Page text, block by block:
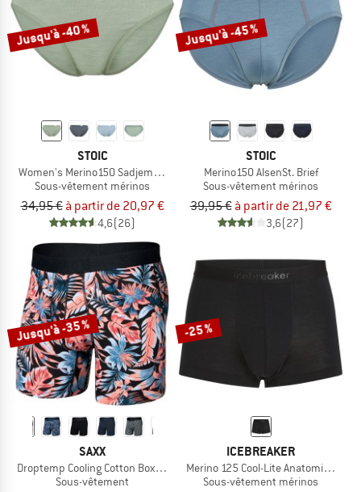
Jusqu'à -40 %
STOIC
Women's Merino150 SadjemSt. Brief
Sous-vêtement mérinos
34,95 € à partir de 20,97 €
4,6(26)
Jusqu'à -45 %
STOIC
Merino150 AlsenSt. Brief
Sous-vêtement mérinos
39,95 € à partir de 21,97 €
3,6(27)
Jusqu'à -35 %
SAXX
Droptemp Cooling Cotton Boxer Brief Fly
Sous-vêtement
-25 %
ICEBREAKER
Merino 125 Cool-Lite Anatomica
Sous-vêtement mérinos